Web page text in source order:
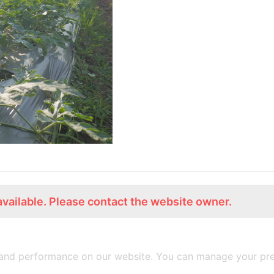
สมัครงาน ร้านอาหารอินทรีย์
Please contact the website owner.
performance on our website. You can manage your